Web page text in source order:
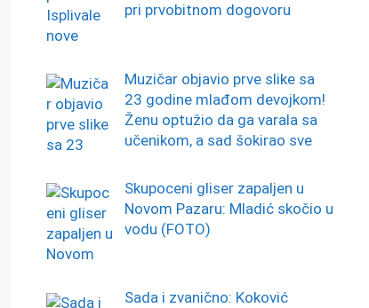
pri prvobitnom dogovoru
Muzičar objavio prve slike sa
23 godine mlađom devojkom!
Ženu optužio da ga varala sa
učenikom, a sad šokirao sve
Skupoceni gliser zapaljen u
Novom Pazaru: Mladić skočio u
vodu (FOTO)
Sada i zvanično: Koković